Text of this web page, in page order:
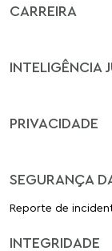
CARREIRA
INTELIGÊNCIA
PRIVACIDADE
SEGURANÇA
Reporte de
INTEGRIDADE